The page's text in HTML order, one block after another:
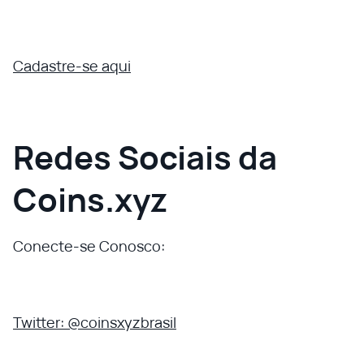
Cadastre-se aqui
Redes Sociais da
Coins.xyz
Conecte-se Conosco:
Twitter: @coinsxyzbrasil